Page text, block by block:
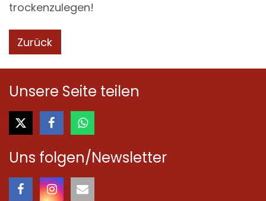
trockenzulegen!
Zurück
Unsere Seite teilen
Uns folgen/Newsletter